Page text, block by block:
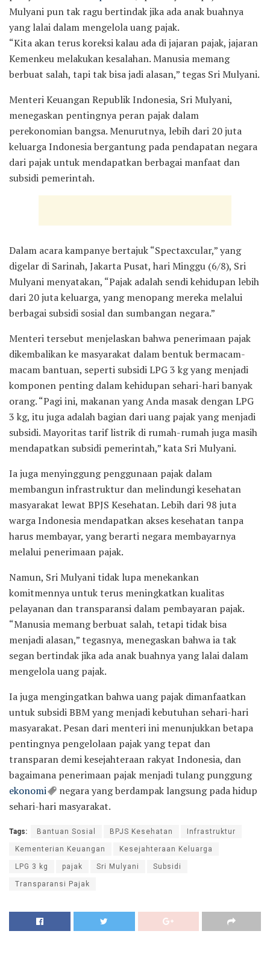
Mulyani pun tak ragu bertindak jika ada anak buahnya
yang lalai dalam mengelola uang pajak.
“Kita akan terus koreksi kalau ada di jajaran pajak, jajaran
Kemenkeu melakukan kesalahan. Manusia memang
berbuat salah, tapi tak bisa jadi alasan,” tegas Sri Mulyani.
Menteri Keuangan Republik Indonesia, Sri Mulyani,
menegaskan pentingnya peran pajak dalam
perekonomian bangsa. Menurutnya, lebih dari 20 juta
keluarga Indonesia bergantung pada pendapatan negara
dari pajak untuk mendapatkan berbagai manfaat dan
subsidi pemerintah.
Dalam acara kampanye bertajuk “Spectaxcular,” yang
digelar di Sarinah, Jakarta Pusat, hari Minggu (6/8), Sri
Mulyani menyatakan, “Pajak adalah sendi kehidupan lebih
dari 20 juta keluarga, yang menopang mereka melalui
berbagai subsidi sosial dan sumbangan negara.”
Menteri tersebut menjelaskan bahwa penerimaan pajak
dikembalikan ke masyarakat dalam bentuk bermacam-
macam bantuan, seperti subsidi LPG 3 kg yang menjadi
komponen penting dalam kehidupan sehari-hari banyak
orang. “Pagi ini, makanan yang Anda masak dengan LPG
3 kg, itu juga adalah bagian dari uang pajak yang menjadi
subsidi. Mayoritas tarif listrik di rumah-rumah juga masih
mendapatkan subsidi pemerintah,” kata Sri Mulyani.
Ia juga menyinggung penggunaan pajak dalam
membangun infrastruktur dan melindungi kesehatan
masyarakat lewat BPJS Kesehatan. Lebih dari 98 juta
warga Indonesia mendapatkan akses kesehatan tanpa
harus membayar, yang berarti negara membayarnya
melalui penerimaan pajak.
Namun, Sri Mulyani tidak lupa menekankan
komitmennya untuk terus meningkatkan kualitas
pelayanan dan transparansi dalam pembayaran pajak.
“Manusia memang berbuat salah, tetapi tidak bisa
menjadi alasan,” tegasnya, menegaskan bahwa ia tak
segan bertindak jika ada anak buahnya yang lalai dalam
mengelola uang pajak.
Ia juga mengingatkan bahwa uang pajak dimanfaatkan
untuk subsidi BBM yang menjadi kebutuhan sehari-hari
masyarakat. Pesan dari menteri ini menunjukkan betapa
pentingnya pengelolaan pajak yang tepat dan
transparan demi kesejahteraan rakyat Indonesia, dan
bagaimana penerimaan pajak menjadi tulang punggung
ekonomi
negara yang berdampak langsung pada hidup
sehari-hari masyarakat.
Tags: Bantuan Sosial BPJS Kesehatan Infrastruktur
Kementerian Keuangan Kesejahteraan Keluarga
LPG 3 kg pajak Sri Mulyani Subsidi
Transparansi Pajak